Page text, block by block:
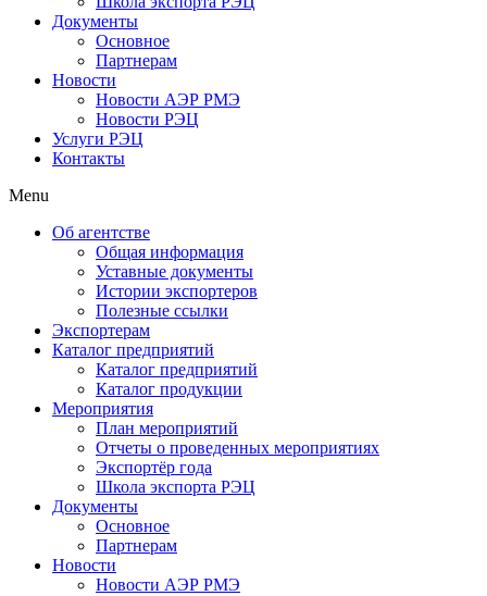
Документы
Основное
Партнерам
Новости
Новости АЭР РМЭ
Новости РЭЦ
Услуги РЭЦ
Контакты
Menu
Об агентстве
Общая информация
Уставные документы
Истории экспортеров
Полезные ссылки
Экспортерам
Каталог предприятий
Каталог предприятий
Каталог продукции
Мероприятия
План мероприятий
Отчеты о проведенных мероприятиях
Экспортёр года
Школа экспорта РЭЦ
Документы
Основное
Партнерам
Новости
Новости АЭР РМЭ